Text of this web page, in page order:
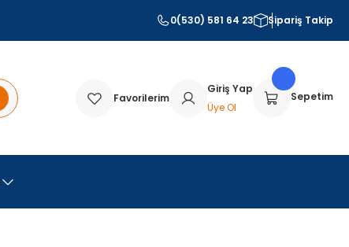
0(530) 581 64 23 Sipariş Takip
Favorilerim
Giriş Yap
Üye Ol
Sepetim